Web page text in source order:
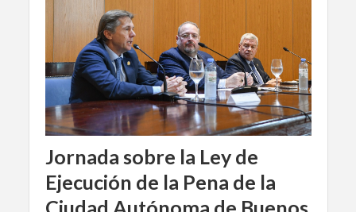
Jornada sobre la Ley de
Ejecución de la Pena de la